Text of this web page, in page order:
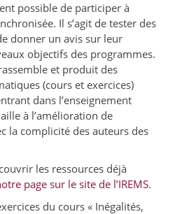
possible de participer à
Il s’agit de tester des
donner un avis sur leur
objectifs des programmes.
et produit des
(cours et exercices)
dans l’enseignement
à l’amélioration de
la complicité des auteurs des
les ressources déjà
page sur le site de l’IREMS.
du cours « Inégalités,